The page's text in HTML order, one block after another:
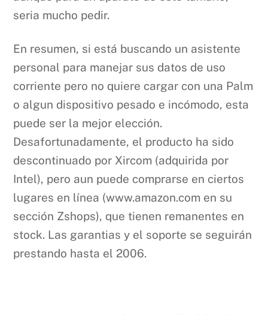
seria mucho pedir.
En resumen, si está buscando un asistente
personal para manejar sus datos de uso
corriente pero no quiere cargar con una Palm
o algun dispositivo pesado e incómodo, esta
puede ser la mejor elección.
Desafortunadamente, el producto ha sido
descontinuado por Xircom (adquirida por
Intel), pero aun puede comprarse en ciertos
lugares en línea (www.amazon.com en su
sección Zshops), que tienen remanentes en
stock. Las garantias y el soporte se seguirán
prestando hasta el 2006.